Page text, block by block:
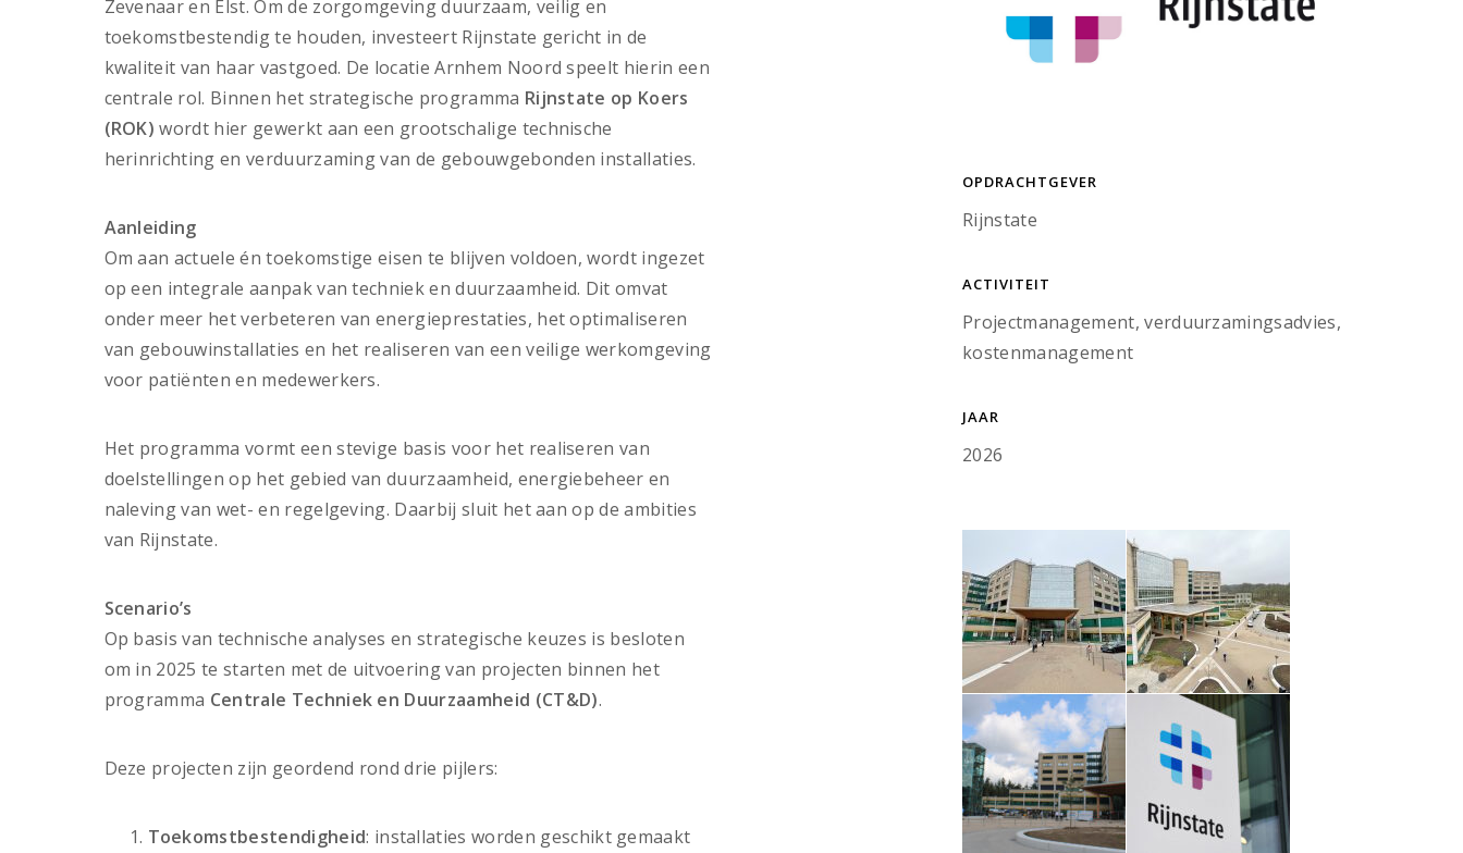
Zevenaar en Elst. Om de zorgomgeving duurzaam, veilig en
toekomstbestendig te houden, investeert Rijnstate gericht in de
kwaliteit van haar vastgoed. De locatie Arnhem Noord speelt hierin een
centrale rol. Binnen het strategische programma Rijnstate op Koers
(ROK) wordt hier gewerkt aan een grootschalige technische
herinrichting en verduurzaming van de gebouwgebonden installaties.
Aanleiding
Om aan actuele én toekomstige eisen te blijven voldoen, wordt ingezet
op een integrale aanpak van techniek en duurzaamheid. Dit omvat
onder meer het verbeteren van energieprestaties, het optimaliseren
van gebouwinstallaties en het realiseren van een veilige werkomgeving
voor patiënten en medewerkers.
Het programma vormt een stevige basis voor het realiseren van
doelstellingen op het gebied van duurzaamheid, energiebeheer en
naleving van wet- en regelgeving. Daarbij sluit het aan op de ambities
van Rijnstate.
Scenario’s
Op basis van technische analyses en strategische keuzes is besloten
om in 2025 te starten met de uitvoering van projecten binnen het
programma Centrale Techniek en Duurzaamheid (CT&D).
Deze projecten zijn geordend rond drie pijlers:
Toekomstbestendigheid: installaties worden geschikt gemaakt
OPDRACHTGEVER
Rijnstate
ACTIVITEIT
Projectmanagement, verduurzamingsadvies,
kostenmanagement
JAAR
2026